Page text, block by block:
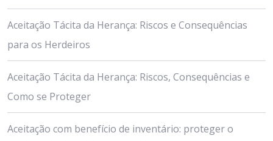
Aceitação Tácita da Herança: Riscos e Consequências
para os Herdeiros
Aceitação Tácita da Herança: Riscos, Consequências e
Como se Proteger
Aceitação com benefício de inventário: proteger o